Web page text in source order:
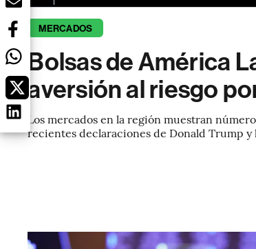
MERCADOS
Bolsas de América
aversión al riesgo
Los mercados en la región muestran
recientes declaraciones de Donald Trump y